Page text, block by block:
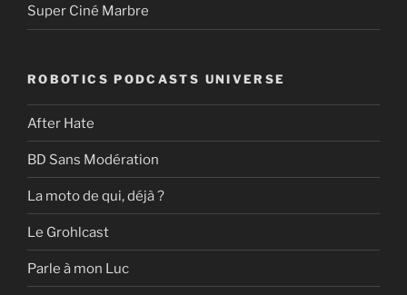
Super Ciné Marbre
ROBOTICS PODCASTS UNIVERSE
After Hate
BD Sans Modération
La moto de qui, déjà ?
Le Grohlcast
Parle à mon Luc